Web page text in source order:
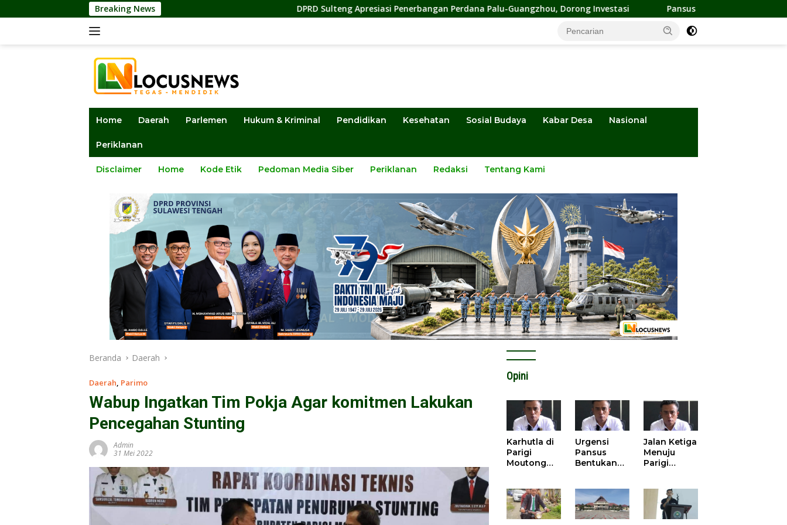
ke
Breaking News DPRD Sulteng Apresiasi Penerbangan Perdana Palu-Guangzhou, Dorong Investasi Pansus DPRD Sulteng Kawal Penyelesaian Konflik
Home Daerah Parlemen Hukum & Kriminal Pendidikan Kesehatan Sosial Budaya Kabar Desa Nasional
Periklanan
Disclaimer Home Kode Etik Pedoman Media Siber Periklanan Redaksi Tentang Kami
Beranda Daerah
Daerah, Parimo
Wabup Ingatkan Tim Pokja Agar komitmen Lakukan
Pencegahan Stunting
Admin
31 Mei 2022
Opini
Karhutla di
Parigi
Moutong
Tantangan
Tata Kelola
Mitigasi
Urgensi
Pansus
Bentukan
Kisruh
Pengusulan
52 Titik
Jalan Ketiga
Menuju
Parigi
Beradab